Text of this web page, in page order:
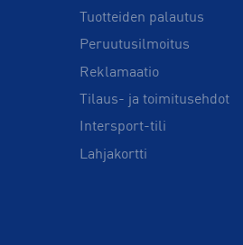
Tuotteiden palautus
Peruutusilmoitus
Reklamaatio
Tilaus- ja toimitusehdot
Intersport-tili
Lahjakortti